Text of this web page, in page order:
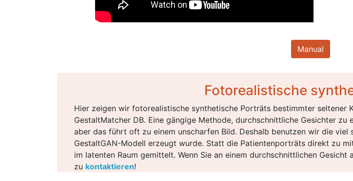
Manual
Fotorealistische
Hier zeigen wir fotorealistische synthetische Porträts bestimmter seltener
GestaltMatcher DB. Eine gängige Methode, durchschnittliche Gesichter
aber das führt oft zu einem unscharfen Bild. Deshalb benutzen wir die
GestaltGAN-Modell erzeugt wurde. Statt die Patientenporträts direkt zu
im latenten Raum gemittelt. Wenn Sie an einem durchschnittlichen
zu kontaktieren!